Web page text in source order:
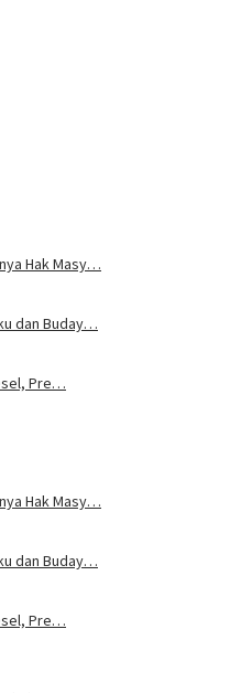
Hak Masy…
dan Buday…
Pre…
Hak Masy…
dan Buday…
Pre…